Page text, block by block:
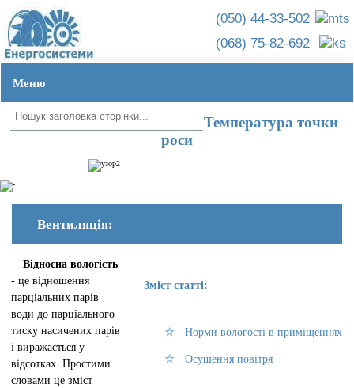
(050) 44-33-502
(068) 75-82-692
Меню
Головна ➦
Температура точки
роси
Вентиляція:
Зміст статті:
Норми вологості в приміщеннях
Осушення повітря
Відносна вологість
- це відношення
парціальних парів
води до парціального
тиску насичених парів
і виражається у
відсотках. Простими
словами це зміст